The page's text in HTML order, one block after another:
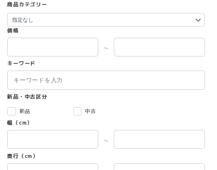
商品カテゴリー
価格
～
キーワード
新品・中古区分
新品
中古
幅（cm）
～
奥行（cm）